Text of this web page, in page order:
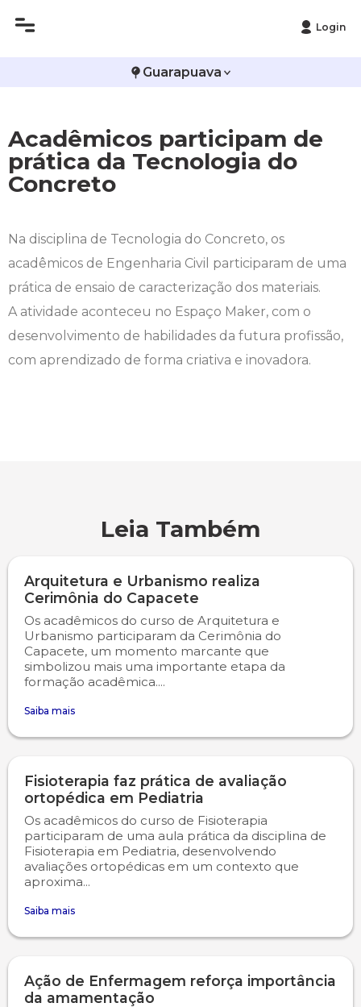
Login
Guarapuava
Acadêmicos participam de
prática da Tecnologia do
Concreto
Na disciplina de Tecnologia do Concreto, os
acadêmicos de Engenharia Civil participaram de uma
prática de ensaio de caracterização dos materiais.
A atividade aconteceu no Espaço Maker, com o
desenvolvimento de habilidades da futura profissão,
com aprendizado de forma criativa e inovadora.
Leia Também
Arquitetura e Urbanismo realiza
Cerimônia do Capacete
Os acadêmicos do curso de Arquitetura e
Urbanismo participaram da Cerimônia do
Capacete, um momento marcante que
simbolizou mais uma importante etapa da
formação acadêmica....
Saiba mais
Fisioterapia faz prática de avaliação
ortopédica em Pediatria
Os acadêmicos do curso de Fisioterapia
participaram de uma aula prática da disciplina de
Fisioterapia em Pediatria, desenvolvendo
avaliações ortopédicas em um contexto que
aproxima...
Saiba mais
Ação de Enfermagem reforça importância
da amamentação
Infraestrutura
Editais
Biomedicina
Ciências Contábeis
Enfermagem
Engenharia Agronômica
Medicina
Medicina Veterinária
Nutrição
Odontologia
Publicidade e Propaganda
Atividades Complementares e Sociais
Biblioteca
Calendário de Provas
Carteirinha de Estudante
Manual de Trabalhos Acadêmicos
Minha Biblioteca
Núcleo de Apoio Psicopedagógico
Ouvidoria
Segunda Chamada
Seguro Escolar
Sapien
CPA
COLAP
Comitê de Ética em Pesquisa
Diploma Digital
NAPP e NAPC
Portal do Egresso
Portal do RH
Programa de Monitoria
Revistas Campo Real
WhatsApp Campo Real